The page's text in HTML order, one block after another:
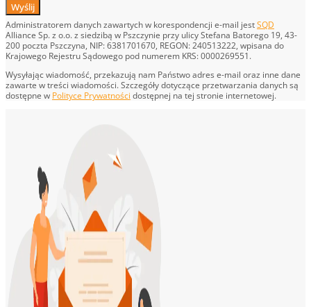
Wyślij
Administratorem danych zawartych w korespondencji e-mail jestSQD
Alliance Sp. z o.o. z siedzibą w Pszczynie przy ulicy Stefana Batorego 19, 43-
200 poczta Pszczyna, NIP: 6381701670, REGON: 240513222, wpisana do
Krajowego Rejestru Sądowego pod numerem KRS: 0000269551.
Wysyłając wiadomość, przekazują nam Państwo adres e-mail oraz inne dane
zawarte w treści wiadomości. Szczegóły dotyczące przetwarzania danych są
dostępne w Polityce Prywatności dostępnej na tej stronie internetowej.